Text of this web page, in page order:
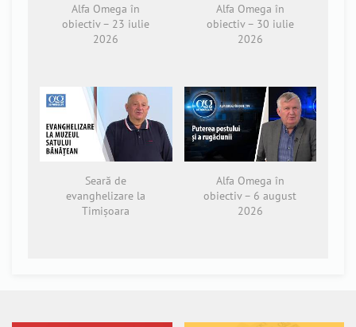
Alfa Omega în
obiectiv – 23 iulie
2026
Alfa Omega în
obiectiv – 30 iulie
2026
Seară de
evanghelizare la
Timișoara
Alfa Omega în
obiectiv – 6 august
2026